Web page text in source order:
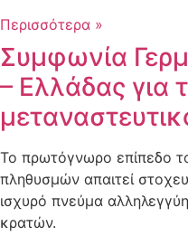
Περισσότερα »
Συμφωνία
– Ελλάδας για
Το πρωτόγνωρο επίπεδο
πληθυσμών απαιτεί
ισχυρό πνεύμα
κρατών.